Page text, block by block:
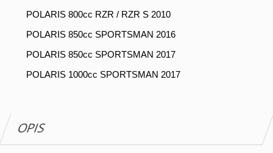
POLARIS 800cc RZR / RZR S 2010
POLARIS 850cc SPORTSMAN 2016
POLARIS 850cc SPORTSMAN 2017
POLARIS 1000cc SPORTSMAN 2017
OPIS